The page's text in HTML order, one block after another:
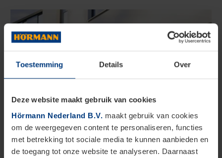
Toestemming Details Over
Deze website maakt gebruik van cookies
Hörmann Nederland B.V. maakt gebruik van cookies
om de weergegeven content te personaliseren, functies
met betrekking tot sociale media te kunnen aanbieden en
de toegang tot onze website te analyseren. Daarnaast